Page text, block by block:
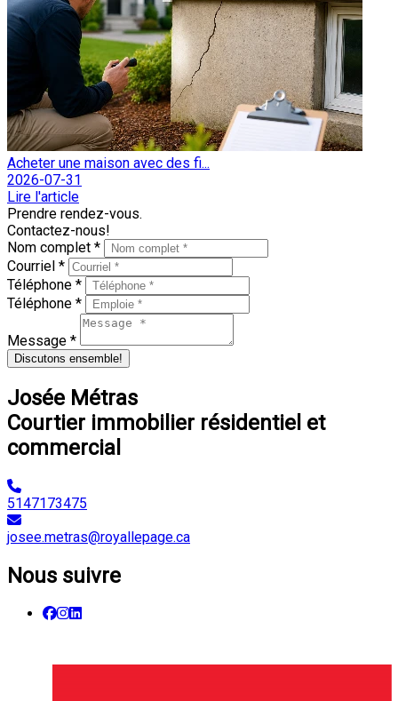
Acheter une maison avec des fi...
2026-07-31
Lire l'article
Prendre rendez-vous.
Contactez-nous!
Nom complet *
Courriel *
Téléphone *
Téléphone *
Message *
Discutons ensemble!
Josée Métras
Courtier immobilier résidentiel et
commercial
5147173475
josee.metras@royallepage.ca
Nous suivre